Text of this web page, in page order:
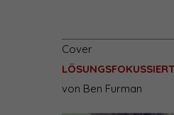
Cover
von Ben Furman